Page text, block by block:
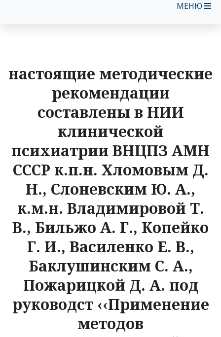
МЕНЮ
настоящие методические
рекомендации
составлены в НИИ
клинической
психиатрии ВНЦПЗ АМН
СССР к.п.н. Хломовым Д.
Н., Слоневским Ю. А.,
к.м.н. Владимировой Т.
В., Бильжо А. Г., Копейко
Г. И., Василенко Е. В.,
Баклушинским С. А.,
Пожарицкой Д. А. под
руководст ‹‹Применение
методов